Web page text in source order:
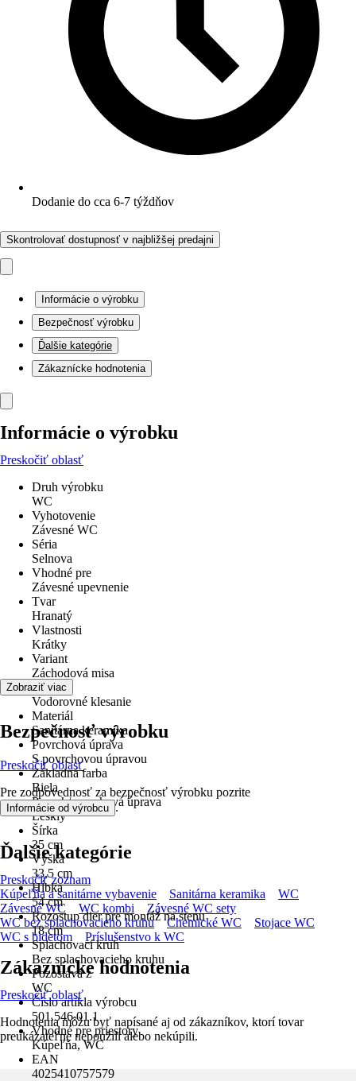
Dodanie do cca 6-7 týždňov
Skontrolovať dostupnosť v najbližšej predajni
Informácie o výrobku
Bezpečnosť výrobku
Ďalšie kategórie
Zákaznícke hodnotenia
Informácie o výrobku
Preskočiť oblasť
Druh výrobku
WC
Vyhotovenie
Závesné WC
Séria
Selnova
Vhodné pre
Závesné upevnenie
Tvar
Hranatý
Vlastnosti
Krátky
Variant
Záchodová misa
Odpad
Vodorovné klesanie
Materiál
Sanitárna keramika
Povrchová úprava
S povrchovou úpravou
Základná farba
Biela
Povrch/povrchová úprava
Lesklý
Šírka
35 cm
Výška
33,5 cm
Hĺbka
54 cm
Rozostup dier pre montáž na stenu
18 cm
Splachovací kruh
Bez splachovacieho kruhu
Pozostáva z
WC
Číslo artikla výrobcu
501.546.01.1
Vhodné pre priestory
Kúpeľňa, WC
EAN
4025410757579
Zobraziť viac
Bezpečnosť výrobku
Preskočiť oblasť
Pre zodpovednosť za bezpečnosť výrobku pozrite
Informácie od výrobcu .
Ďalšie kategórie
Preskočiť zoznam
Kúpeľňa a sanitárne vybavenie
Sanitárna keramika
WC
Závesné WC
WC kombi
Závesné WC sety
WC bez splachovacieho kruhu
Chemické WC
Stojace WC
WC s bidetom
Príslušenstvo k WC
Zákaznícke hodnotenia
Preskočiť oblasť
Hodnotenia môžu byť napísané aj od zákazníkov, ktorí tovar
preukázateľne nepoužili alebo nekúpili.